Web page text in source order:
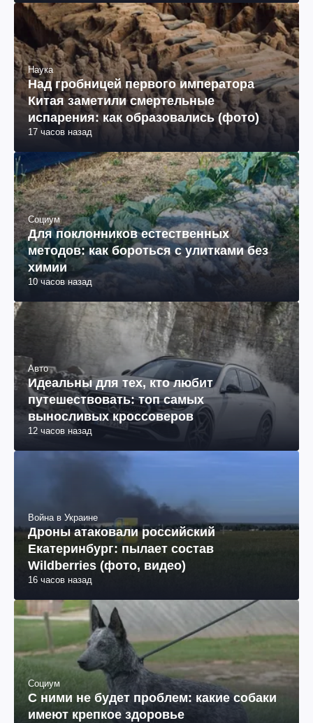
Наука
Над гробницей первого императора
Китая заметили смертельные
испарения: как образовались (фото)
17 часов назад
Социум
Для поклонников естественных
методов: как бороться с улитками без
химии
10 часов назад
Авто
Идеальны для тех, кто любит
путешествовать: топ самых
выносливых кроссоверов
12 часов назад
Война в Украине
Дроны атаковали российский
Екатеринбург: пылает состав
Wildberries (фото, видео)
16 часов назад
Социум
С ними не будет проблем: какие собаки
имеют крепкое здоровье